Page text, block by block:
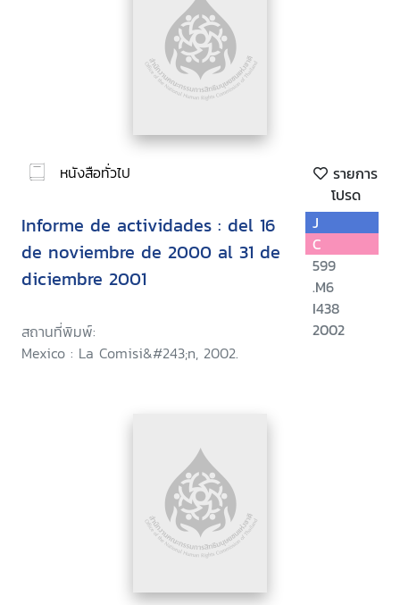
หนังสือทั่วไป
รายการ
โปรด
Informe de actividades : del 16
de noviembre de 2000 al 31 de
diciembre 2001
สถานที่พิมพ์:
Mexico : La Comisi&#243;n, 2002.
J
C
599
.M6
I438
2002